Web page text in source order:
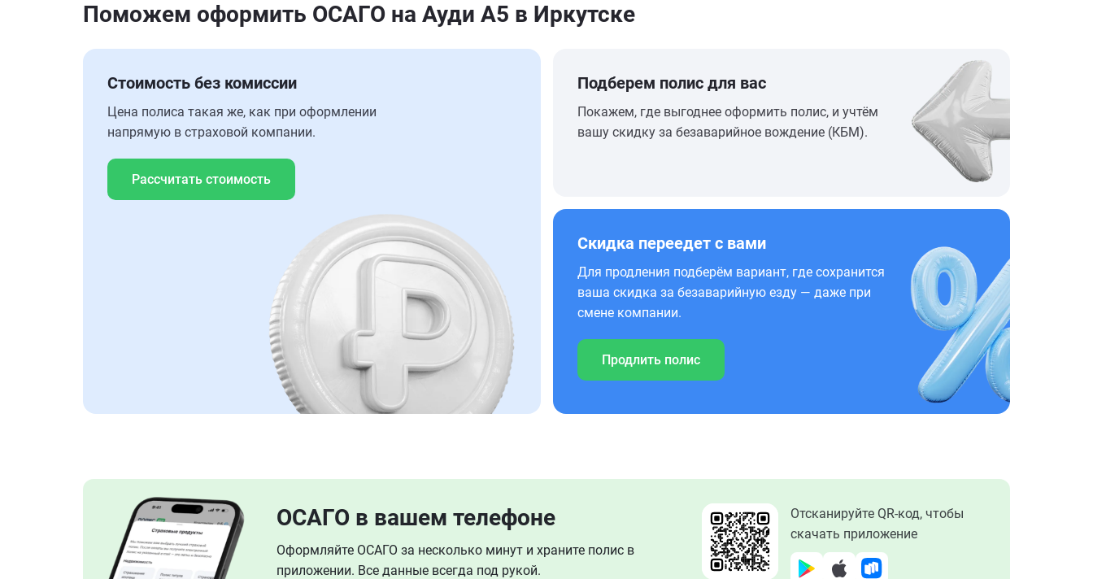
Поможем оформить ОСАГО на Ауди А5 в Иркутске
Стоимость без комиссии
Цена полиса такая же, как при оформлении
напрямую в страховой компании.
Рассчитать стоимость
Подберем полис для вас
Покажем, где выгоднее оформить полис, и учтём
вашу скидку за безаварийное вождение (КБМ).
Скидка переедет с вами
Для продления подберём вариант, где сохранится
ваша скидка за безаварийную езду — даже при
смене компании.
Продлить полис
ОСАГО в вашем телефоне
Оформляйте ОСАГО за несколько минут и храните полис в
приложении. Все данные всегда под рукой.
Отсканируйте QR-код, чтобы
скачать приложение